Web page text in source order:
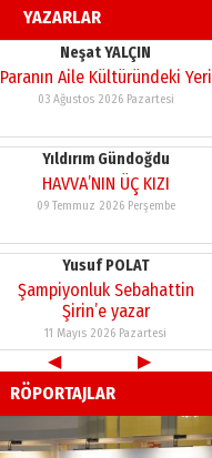
YAZARLAR
11 Mayıs 2026 Pazartesi
Neşat YALÇIN
Paranın Aile Kültüründeki Yeri
03 Ağustos 2026 Pazartesi
Yıldırım Gündoğdu
HAVVA’NIN ÜÇ KIZI
09 Temmuz 2026 Perşembe
Yusuf POLAT
Şampiyonluk Sebahattin
Şirin’e yazar
11 Mayıs 2026 Pazartesi
Neşat YALÇIN
Paranın Aile Kültüründeki Yeri
03 Ağustos 2026 Pazartesi
◀
▶
RÖPORTAJLAR